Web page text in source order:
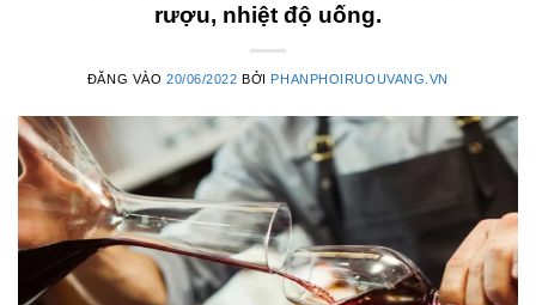
rượu, nhiệt độ uống.
ĐĂNG VÀO 20/06/2022 BỞI PHANPHOIRUOUVANG.VN